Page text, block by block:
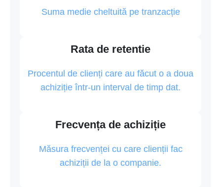
Suma medie cheltuită pe tranzacție
Rata de retentie
Procentul de clienți care au făcut o a doua
achiziție într-un interval de timp dat.
Frecvența de achiziție
Măsura frecvenței cu care clienții fac
achiziții de la o companie.